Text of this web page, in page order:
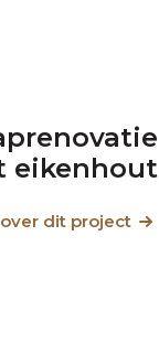
eikenhout
dit project